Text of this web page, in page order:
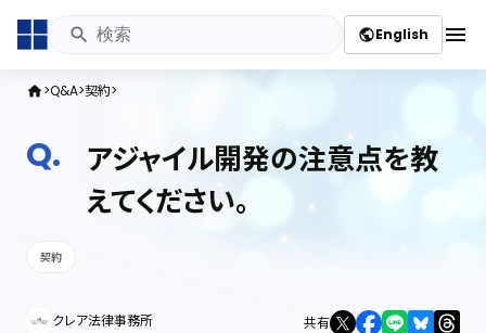
publicEnglish menu
home Q&A 契約
アジャイル開発の注意点を教
えてください。
契約
クレア法律事務所 共有